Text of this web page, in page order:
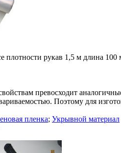
плотности рукав 1,5 м длина 100
превосходит
Поэтому для
пленка; Укрывной материал